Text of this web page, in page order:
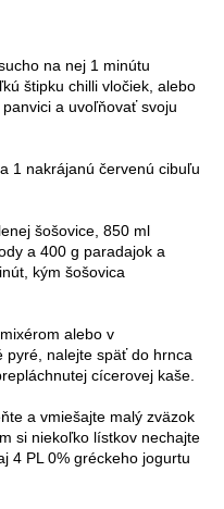
na nej 1 minútu
štipku chilli vločiek, alebo
a uvoľňovať svoju
1 nakrájanú červenú cibuľu
šošovice, 850 ml
a 400 g paradajok a
kým šošovica
alebo v
pyré, nalejte späť do hrnca
cícerovej kaše.
a vmiešajte malý zväzok
si niekoľko lístkov nechajte
4 PL 0% gréckeho jogurtu